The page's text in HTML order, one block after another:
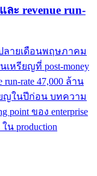
ละ revenue run-
ปลายเดือนพฤษภาคม
เหรียญที่ post-money
rate 47,000 ล้าน
ยญในปีก่อน บทความ
ของ enterprise
production